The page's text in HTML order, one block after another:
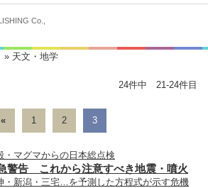
Co.,
» 天文・地学
24件中 21-24件目
« 1 2 3
・マグマからの日本総点検
警告 これから注意すべき地震・噴火
・新潟・三宅…を予測した方程式が示す危機